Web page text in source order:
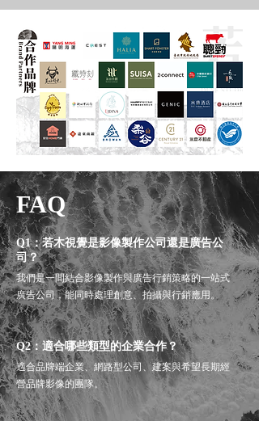
FAQ
Q1：若木視覺是影像製作公司還是廣告公
司？
我們是一間結合影像製作與廣告行銷策略的一站式
廣告公司，能同時處理創意、拍攝與行銷應用。
Q2：適合哪些類型的企業合作？
適合品牌端企業、網路型公司、建案與希望長期經
營品牌影像的團隊。